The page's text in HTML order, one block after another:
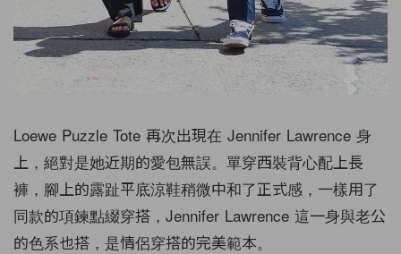
Loewe Puzzle Tote 再次出現在 Jennifer Lawrence 身
上，絕對是她近期的愛包無誤。單穿西裝背心配上長
褲，腳上的露趾平底涼鞋稍微中和了正式感，一樣用了
同款的項鍊點綴穿搭，Jennifer Lawrence 這一身與老公
的色系也搭，是情侶穿搭的完美範本。